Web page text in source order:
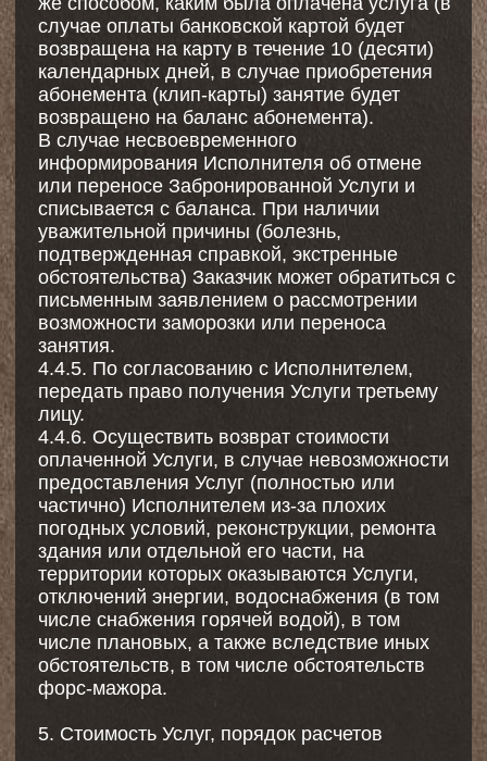
№152-ФЗ «О персональных данных» и
Политикой Исполнителя в отношении
обработки персональных данных,
размещенной на Сайте или в Приложении.
7.2. Заказчик дает согласие Исполнителю на
обработку своих персональных данных,
включая, но не ограничиваясь: сбор, запись,
систематизацию, хранение, использование.
Целями обработки являются: исполнение
настоящего Договора, запись на услуги,
обеспечение безопасности, информирование
об изменениях в расписании и акциях,
выполнение требований законодательства
РФ. В случае если Договор заключается в
пользу третьих лиц, Заказчик гарантирует
наличие правовых оснований на передачу
персональных данных таких третьих лиц
Исполнителю.
7.3. Заказчик отвечает за достоверность
указанных в Договоре данных, и в случае их
изменения должен незамедлительно
информировать Исполнителя.
8. Заключительные положения
8.1. Договор может быть расторгнут
Заказчиком в одностороннем порядке путем
подачи письменного заявления.
Исполнитель возвращает стоимость
неоказанных Услуг в полном объеме в
течение 10 (десяти) календарных дней с
даты получения заявления, за вычетом
фактически понесенных расходов (если
применимо).
8.2. Заказчик не имеет права расторгнуть
заключенный в пользу третьего лица
Договор, без согласия такого третьего лиц,
если оно выразило желание
воспользоваться предоставляемыми по
договору Услугами.
8.3. Настоящий Договор может быть
расторгнут Исполнителем в одностороннем
порядке. В этом случае Исполнитель
Заказчику, не позднее 10 (десяти)